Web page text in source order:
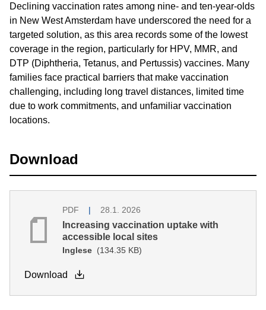
Declining vaccination rates among nine- and ten-year-olds
in New West Amsterdam have underscored the need for a
targeted solution, as this area records some of the lowest
coverage in the region, particularly for HPV, MMR, and
DTP (Diphtheria, Tetanus, and Pertussis) vaccines. Many
families face practical barriers that make vaccination
challenging, including long travel distances, limited time
due to work commitments, and unfamiliar vaccination
locations.
Download
PDF 28.1. 2026
Increasing vaccination uptake with
accessible local sites
Inglese (134.35 KB)
Download